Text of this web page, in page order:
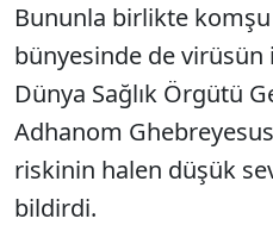
Bununla birlikte
bünyesinde de virüsün
Dünya Sağlık Örgütü
Adhanom
riskinin halen düşük
bildirdi.